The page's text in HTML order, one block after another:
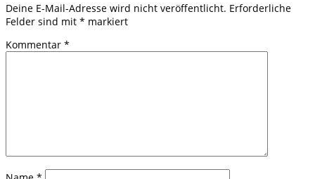
Deine E-Mail-Adresse wird nicht veröffentlicht. Erforderliche
Felder sind mit * markiert
Kommentar *